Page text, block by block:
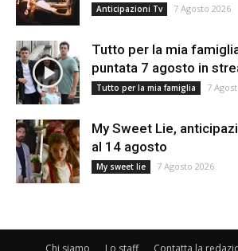
Anticipazioni Tv 7 Agosto 2026
Tutto per la mia
puntata 7 agosto in
Tutto per la mia famiglia 7
My Sweet Lie,
al 14 agosto
My sweet lie 7 Agosto 2026
Chi siamo Lo staff Contatta la